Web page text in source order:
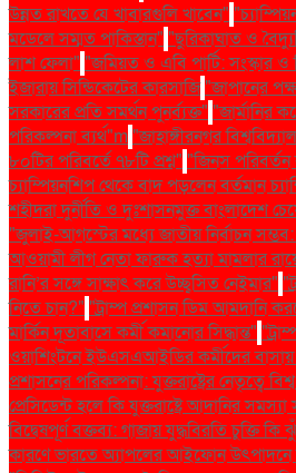
উন্নত রাখতে যে খাবারগুলি খাবেন"
মডেলে সম্মত পাকিস্তান" "ছুরিকাঘাত ও
লাশ ফেলা" "জমিয়ত ও এবি পার্টি: সংস্কার ও
ইজারায় সিন্ডিকেটের কারসাজি"জাপানের
সরকারের প্রতি সমর্থন পুনর্ব্যক্ত" "জার্মানির
পরিকল্পনা ব্যর্থ"m"জাহাঙ্গীরনগর
৮০টির পরিবর্তে ৭৮টি প্রশ্ন" "জিনস পরিবর্তন
চ্যাম্পিয়নশিপ থেকে বাদ পড়লেন বর্তমান
শহীদরা দুর্নীতি ও দুঃশাসনমুক্ত বাংলাদেশ
"জুলাই-আগস্টের মধ্যে জাতীয় নির্বাচন
আওয়ামী লীগ নেতা ফারুক হত্যা মামলার
রানি’র সঙ্গে সাক্ষাৎ করে উচ্ছ্বসিত নেইমার"
নিতে চান?" "ট্রাম্প প্রশাসন ডিম আমদানি
মার্কিন দূতাবাসে কর্মী কমানোর সিদ্ধান্ত"
ওয়াশিংটনে ইউএসএআইডির কর্মীদের বাসায়
প্রশাসনের পরিকল্পনা: যুক্তরাষ্ট্রের নেতৃত্বে বিশ্ব
প্রেসিডেন্ট হলে কি যুক্তরাষ্ট্রে আদানির
বিদ্বেষপূর্ণ বক্তব্য: গাজায় যুদ্ধবিরতি চুক্তি
কারণে ভারতে অ্যাপলের আইফোন